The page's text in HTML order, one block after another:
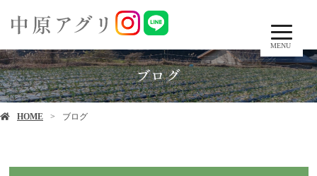
MENU
ブログ
HOME ブログ